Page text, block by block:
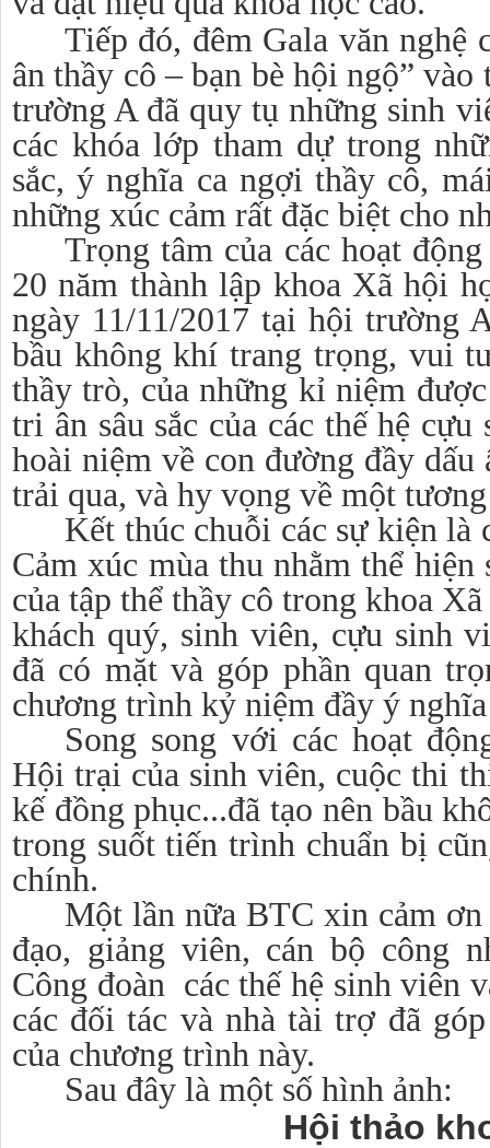
Tiếp đó, đêm Gala văn nghệ
ân thầy cô – bạn bè hội ngộ”
trường A đã quy tụ những sinh
các khóa lớp tham dự trong
sắc, ý nghĩa ca ngợi thầy cô,
những xúc cảm rất đặc biệt cho
Trọng tâm của các hoạt
20 năm thành lập khoa Xã hội
ngày 11/11/2017 tại hội trường
bầu không khí trang trọng, vui
thầy trò, của những kỉ niệm
tri ân sâu sắc của các thế hệ
hoài niệm về con đường đầy
trải qua, và hy vọng về một
Kết thúc chuỗi các sự kiện
Cảm xúc mùa thu nhằm thể
của tập thể thầy cô trong khoa
khách quý, sinh viên, cựu sinh
đã có mặt và góp phần quan
chương trình kỷ niệm đầy ý
Song song với các hoạt
Hội trại của sinh viên, cuộc thi
kế đồng phục...đã tạo nên bầu
trong suốt tiến trình chuẩn bị
chính.
Một lần nữa BTC xin cảm
đạo, giảng viên, cán bộ công
Công đoàn các thế hệ sinh viên
các đối tác và nhà tài trợ đã
của chương trình này.
Sau đây là một số hình ảnh:
Hội thảo